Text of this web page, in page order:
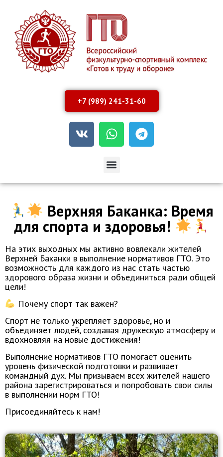
+7 (989) 241-31-60
Верхняя Баканка: Время
для спорта и здоровья!
На этих выходных мы активно вовлекали жителей
Верхней Баканки в выполнение нормативов ГТО. Это
возможность для каждого из нас стать частью
здорового образа жизни и объединиться ради общей
цели!
Почему спорт так важен?
Спорт не только укрепляет здоровье, но и
объединяет людей, создавая дружескую атмосферу и
вдохновляя на новые достижения!
Выполнение нормативов ГТО помогает оценить
уровень физической подготовки и развивает
командный дух. Мы призываем всех жителей нашего
района зарегистрироваться и попробовать свои силы
в выполнении норм ГТО!
Присоединяйтесь к нам!